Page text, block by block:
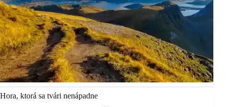
Hora, ktorá sa tvári nenápadne